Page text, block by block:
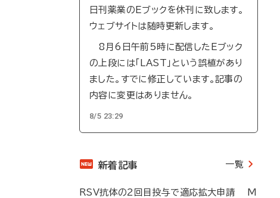
日刊薬業のEブックを休刊に致します。
ウェブサイトは随時更新します。
8月6日午前5時に配信したEブック
の上段には「LAST」という誤植があり
ました。すでに修正しています。記事の
内容に変更はありません。
8/5 23:29
新着記事 一覧
RSV抗体の2回目投与で適応拡大申請 M